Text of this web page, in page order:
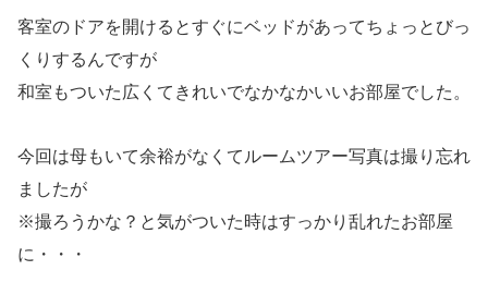
客室のドアを開けるとすぐにベッドがあってちょっとびっ
くりするんですが
和室もついた広くてきれいでなかなかいいお部屋でした。
今回は母もいて余裕がなくてルームツアー写真は撮り忘れ
ましたが
※撮ろうかな？と気がついた時はすっかり乱れたお部屋
に・・・